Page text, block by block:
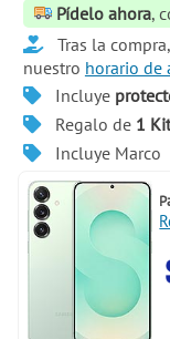
Pídelo ahora,
Tras la
nuestro horario de
Incluye
Regalo de 1
Incluye Marco